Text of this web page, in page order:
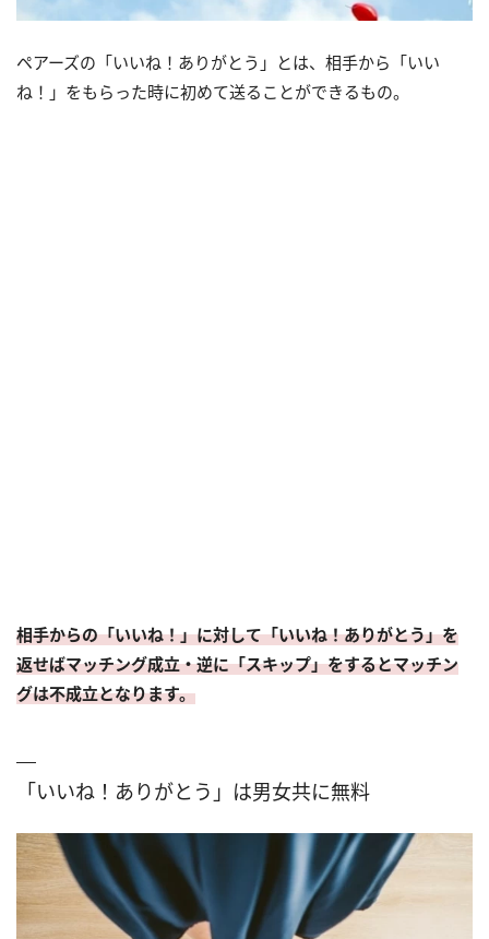
ペアーズの「いいね！ありがとう」とは、相手から「いい
ね！」をもらった時に初めて送ることができるもの。
相手からの「いいね！」に対して「いいね！ありがとう」を
返せばマッチング成立・逆に「スキップ」をするとマッチン
グは不成立となります。
「いいね！ありがとう」は男女共に無料